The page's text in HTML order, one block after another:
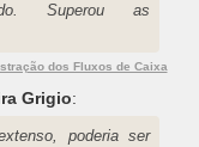
Superou as
dos Fluxos de Caixa
Grigio:
poderia ser